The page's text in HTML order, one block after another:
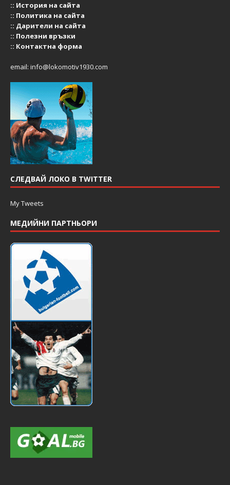
:: История на сайта
:: Политика на сайта
:: Дарители на сайта
:: Полезни връзки
:: Контактна форма
email: info@lokomotiv1930.com
СЛЕДВАЙ ЛОКО В TWITTER
My Tweets
МЕДИЙНИ ПАРТНЬОРИ